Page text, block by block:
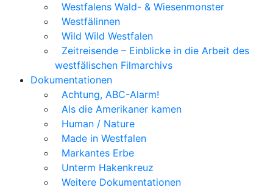
Westfalens Wald- & Wiesenmonster
Westfälinnen
Wild Wild Westfalen
Zeitreisende – Einblicke in die Arbeit des
westfälischen Filmarchivs
Dokumentationen
Achtung, ABC-Alarm!
Als die Amerikaner kamen
Human / Nature
Made in Westfalen
Markantes Erbe
Unterm Hakenkreuz
Weitere Dokumentationen